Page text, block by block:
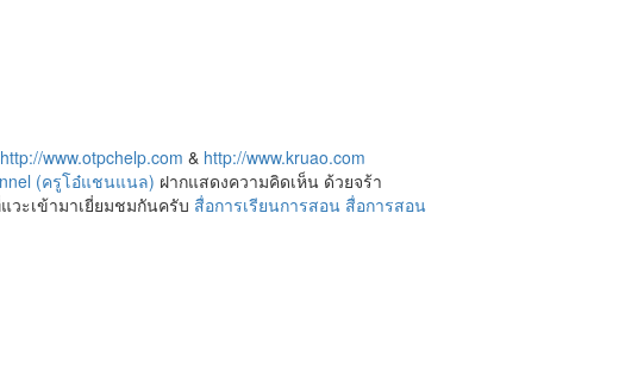
http://www.otpchelp.com & http://www.kruao.com
(ครูโอ๋แชนแนล) ฝากแสดงความคิดเห็น ด้วยจร้า
ะเข้ามาเยี่ยมชมกันครับ สื่อการเรียนการสอน สื่อการสอน